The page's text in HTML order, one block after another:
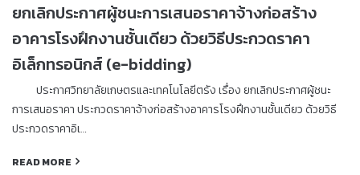
ยกเลิกประกาศผู้ชนะการเสนอราคาจ้างก่อสร้าง
อาคารโรงฝึกงานชั้นเดียว ด้วยวิธีประกวดราคา
อิเล็กทรอนิกส์ (e-bidding)
ประกาศวิทยาลัยเกษตรและเทคโนโลยีตรัง เรื่อง ยกเลิกประกาศผู้ชนะ
การเสนอราคา ประกวดราคาจ้างก่อสร้างอาคารโรงฝึกงานชั้นเดียว ด้วยวิธี
ประกวดราคาอิเ…
READ MORE